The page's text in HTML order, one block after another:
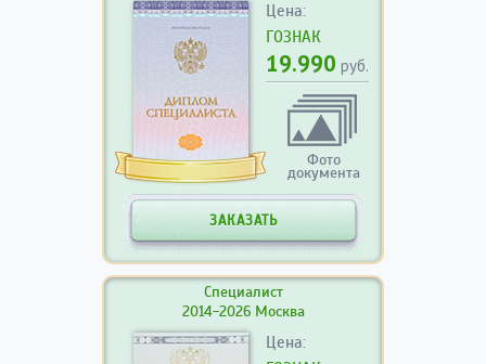
Цена:
ГОЗНАК
19.990 руб.
Фото
документа
ЗАКАЗАТЬ
Специалист
2014-2026 Москва
Цена: